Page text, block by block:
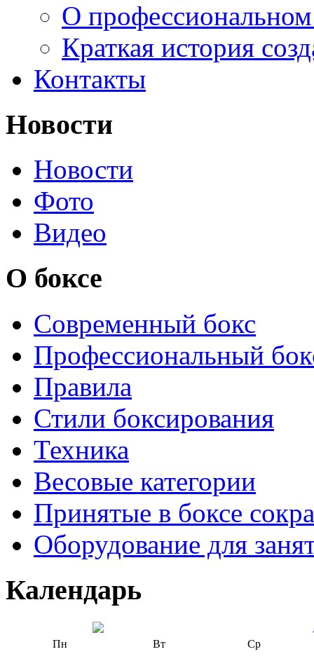
О профессиональном
Краткая история
Контакты
Новости
Новости
Фото
Видео
О боксе
Современный бокс
Профессиональный
Правила
Стили боксирования
Техника
Весовые категории
Принятые в боксе
Оборудование для
Календарь
Пн
Вт Ср